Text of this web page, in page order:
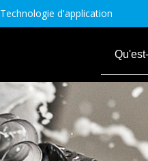
Technologie d'application